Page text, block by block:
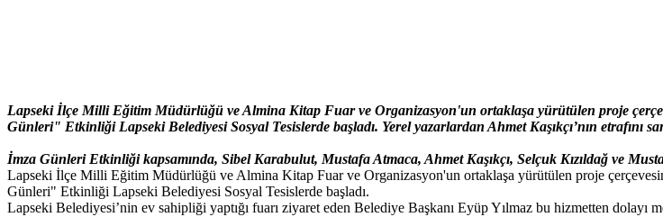
Lapseki İlçe Milli Eğitim Müdürlüğü ve Almina Kitap Fuar ve Organizasyon'un ortaklaşa yürütülen proje
Günleri" Etkinliği Lapseki Belediyesi Sosyal Tesislerde başladı. Yerel yazarlardan Ahmet Kaşıkçı’nın etrafını
İmza Günleri Etkinliği kapsamında, Sibel Karabulut, Mustafa Atmaca, Ahmet Kaşıkçı, Selçuk Kızıldağ ve
Lapseki İlçe Milli Eğitim Müdürlüğü ve Almina Kitap Fuar ve Organizasyon'un ortaklaşa yürütülen proje
Günleri" Etkinliği Lapseki Belediyesi Sosyal Tesislerde başladı.
Lapseki Belediyesi’nin ev sahipliği yaptığı fuarı ziyaret eden Belediye Başkanı Eyüp Yılmaz bu hizmetten dolayı